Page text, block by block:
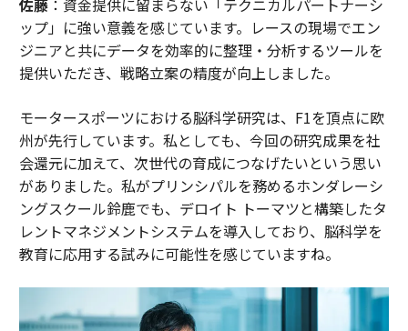
ップ」に強い意義を感じています。レースの現場でエン
ジニアと共にデータを効率的に整理・分析するツールを
提供いただき、戦略立案の精度が向上しました。
モータースポーツにおける脳科学研究は、F1を頂点に欧
州が先行しています。私としても、今回の研究成果を社
会還元に加えて、次世代の育成につなげたいという思い
がありました。私がプリンシパルを務めるホンダレーシ
ングスクール鈴鹿でも、デロイト トーマツと構築したタ
レントマネジメントシステムを導入しており、脳科学を
教育に応用する試みに可能性を感じていますね。